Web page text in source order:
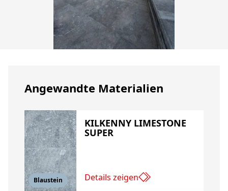
Angewandte Materialien
Blaustein
KILKENNY LIMESTONE
SUPER
Details zeigen